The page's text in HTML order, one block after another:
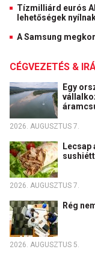
Tízmilliárd eurós
lehetőségek
A Samsung
CÉGVEZETÉS &
Egy
2026. AUGUSZTUS 7.
Lecsap
2026. AUGUSZTUS 7.
Rég
2026. AUGUSZTUS 5.